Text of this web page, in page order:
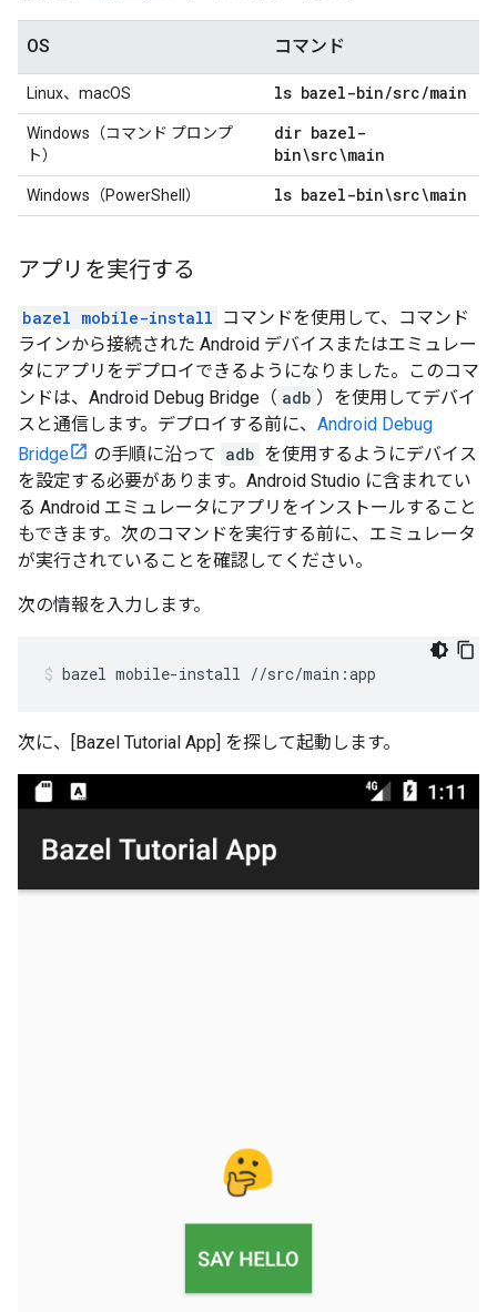
OS コマンド
Linux、macOS ls bazel-bin/src/main
Windows（コマンド プロンプ
ト）
dir bazel-
bin\src\main
Windows（PowerShell） ls bazel-bin\src\main
アプリを実行する
bazel mobile-install コマンドを使用して、コマンド
ラインから接続された Android デバイスまたはエミュレー
タにアプリをデプロイできるようになりました。このコマ
ンドは、Android Debug Bridge（ adb ）を使用してデバイ
スと通信します。デプロイする前に、 Android Debug
Bridge
の手順に沿って adb を使用するようにデバイス
を設定する必要があります。Android Studio に含まれてい
る Android エミュレータにアプリをインストールすること
もできます。次のコマンドを実行する前に、エミュレータ
が実行されていることを確認してください。
次の情報を入力します。
bazel mobile-install //src/main:app
次に、[Bazel Tutorial App] を探して起動します。